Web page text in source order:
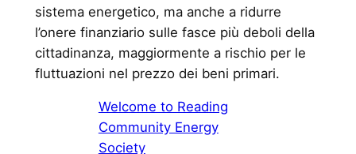
sistema energetico, ma anche a ridurre
l’onere finanziario sulle fasce più deboli della
cittadinanza, maggiormente a rischio per le
fluttuazioni nel prezzo dei beni primari.
Welcome to Reading
Community Energy
Society